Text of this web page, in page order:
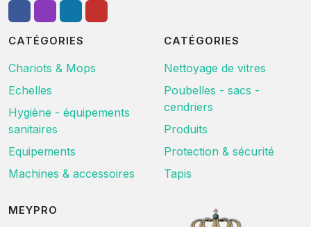
CATÉGORIES
Chariots & Mops
Echelles
Hygiène - équipements
sanitaires
Equipements
Machines & accessoires
CATÉGORIES
Nettoyage de vitres
Poubelles - sacs -
cendriers
Produits
Protection & sécurité
Tapis
MEYPRO